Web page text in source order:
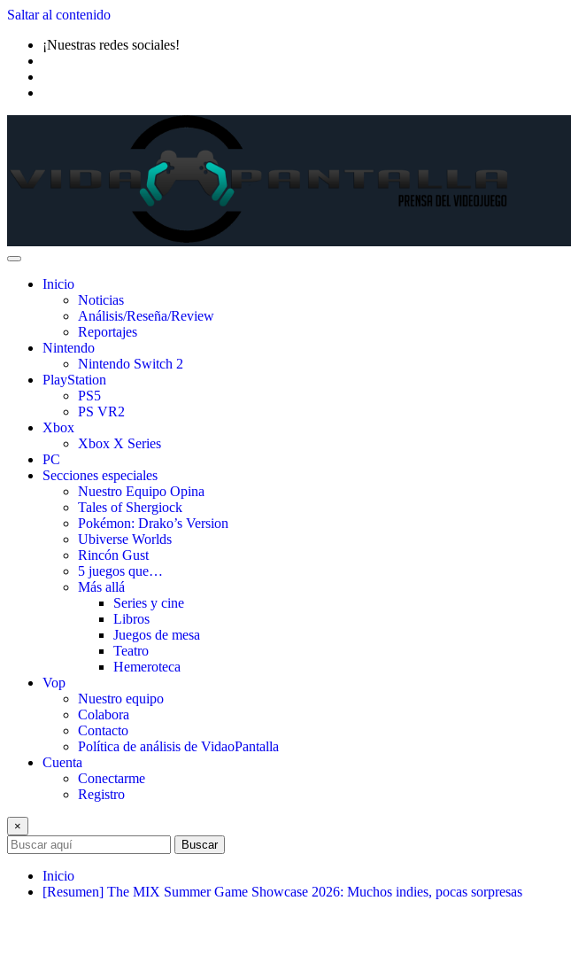
Saltar al contenido
¡Nuestras redes sociales!
Inicio
Noticias
Análisis/Reseña/Review
Reportajes
Nintendo
Nintendo Switch 2
PlayStation
PS5
PS VR2
Xbox
Xbox X Series
PC
Secciones especiales
Nuestro Equipo Opina
Tales of Shergiock
Pokémon: Drako’s Version
Ubiverse Worlds
Rincón Gust
5 juegos que…
Más allá
Series y cine
Libros
Juegos de mesa
Teatro
Hemeroteca
Vop
Nuestro equipo
Colabora
Contacto
Política de análisis de VidaoPantalla
Cuenta
Conectarme
Registro
×
Buscar
Inicio
[Resumen] The MIX Summer Game Showcase 2026: Muchos indies, pocas sorpresas